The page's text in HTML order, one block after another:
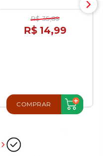
R$ 35,89
R$ 14,99
COMPRAR